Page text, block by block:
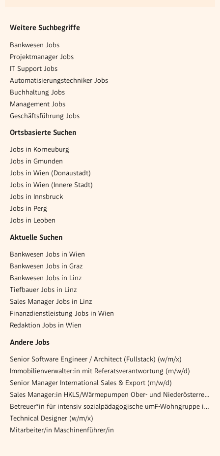
Weitere Suchbegriffe
Bankwesen Jobs
Projektmanager Jobs
IT Support Jobs
Automatisierungstechniker Jobs
Buchhaltung Jobs
Management Jobs
Geschäftsführung Jobs
Ortsbasierte Suchen
Jobs in Korneuburg
Jobs in Gmunden
Jobs in Wien (Donaustadt)
Jobs in Wien (Innere Stadt)
Jobs in Innsbruck
Jobs in Perg
Jobs in Leoben
Aktuelle Suchen
Bankwesen Jobs in Wien
Bankwesen Jobs in Graz
Bankwesen Jobs in Linz
Tiefbauer Jobs in Linz
Sales Manager Jobs in Linz
Finanzdienstleistung Jobs in Wien
Redaktion Jobs in Wien
Andere Jobs
Senior Software Engineer / Architect (Fullstack) (w/m/x)
Immobilienverwalter:in mit Referatsverantwortung (m/w/d)
Senior Manager International Sales & Export (m/w/d)
Sales Manager:in HKLS/Wärmepumpen Ober- und Niederösterreich (m/w/d)
Betreuer*in für intensiv sozialpädagogische umF-Wohngruppe im Haus Sarah | Neudörfl
Technical Designer (w/m/x)
Mitarbeiter/in Maschinenführer/in